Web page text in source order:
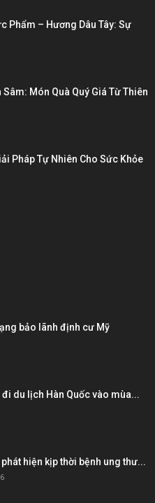
Phẩm – Hương Dâu Tây: Sự
Sâm: Món Quà Quý Giá Từ Thiên
Pháp Tự Nhiên Cho Sức Khỏe
bảo lãnh định cư Mỹ
du lịch Hàn Quốc vào mùa...
hiện kịp thời bệnh ung thư...